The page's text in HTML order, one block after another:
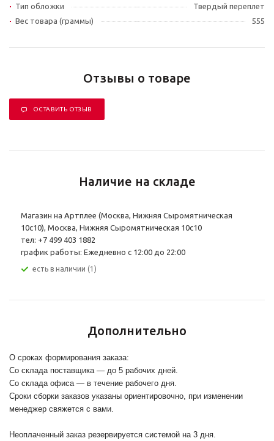
Тип обложки
Твердый переплет
Вес товара (граммы)
555
Отзывы о товаре
ОСТАВИТЬ ОТЗЫВ
Наличие на складе
Магазин на Артплее (Москва, Нижняя Сыромятническая
10с10), Москва, Нижняя Сыромятническая 10с10
тел: +7 499 403 1882
график работы: Ежедневно с 12:00 до 22:00
Есть в наличии (1)
Дополнительно
О сроках формирования заказа:
Со склада поставщика — до 5 рабочих дней.
Со склада офиса — в течение рабочего дня.
Сроки сборки заказов указаны ориентировочно, при изменении
менеджер свяжется с вами.
Неоплаченный заказ резервируется системой на 3 дня.